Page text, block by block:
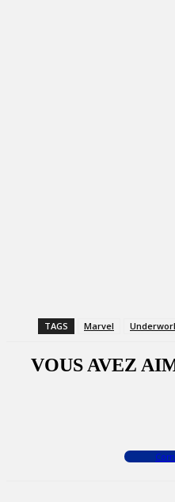
TAGS Marvel
VOUS AVEZ